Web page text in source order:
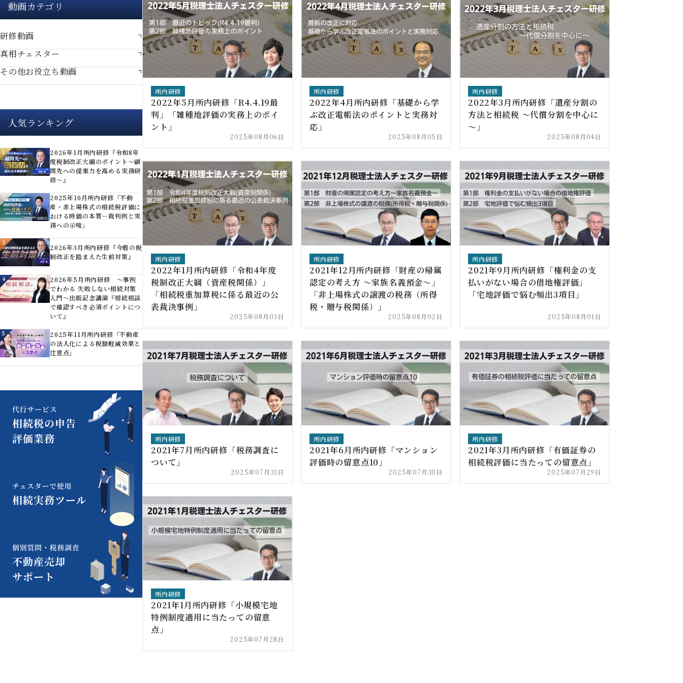
動画カテゴリ
研修動画
真相チェスター
その他お役立ち動画
人気ランキング
1
2026年1月所内研修『令和8年
度税制改正大綱のポイント～顧
問先への提案力を高める実務研
修～』
2
2025年10月所内研修「不動
産・非上場株式の相続税評価に
おける時価の本質－裁判例と実
務への示唆」
3
2026年3月所内研修『今般の税
制改正を踏まえた生前対策』
4
2026年5月所内研修 ～事例
でわかる 失敗しない相続対策
入門～出版記念講演『相続相談
で確認すべき必須ポイントにつ
いて』
5
2025年11月所内研修「不動産
の法人化による税額軽減効果と
注意点」
所内研修
2022年5月所内研修「R4.4.19最
判」「雑種地評価の実務上のポイ
ント」
2025年08月06日
所内研修
2022年4月所内研修「基礎から学
ぶ改正電帳法のポイントと実務対
応」
2025年08月05日
所内研修
2022年3月所内研修「遺産分割の
方法と相続税 ～代償分割を中心に
～」
2025年08月04日
所内研修
2022年1月所内研修「令和4年度
税制改正大綱（資産税関係）」
「相続税重加算税に係る最近の公
表裁決事例」
2025年08月03日
所内研修
2021年12月所内研修「財産の帰属
認定の考え方 ～家族名義預金～」
「非上場株式の譲渡の税務（所得
税・贈与税関係）」
2025年08月02日
所内研修
2021年9月所内研修「権利金の支
払いがない場合の借地権評価」
「宅地評価で悩む頻出3項目」
2025年08月01日
所内研修
2021年7月所内研修「税務調査に
ついて」
2025年07月31日
所内研修
2021年6月所内研修「マンション
評価時の留意点10」
2025年07月30日
所内研修
2021年3月所内研修「有価証券の
相続税評価に当たっての留意点」
2025年07月29日
所内研修
2021年1月所内研修「小規模宅地
特例制度適用に当たっての留意
点」
2025年07月28日